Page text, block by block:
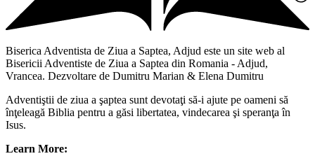
Biserica Adventista de Ziua a Saptea, Adjud este un site web al
Bisericii Adventiste de Ziua a Saptea din Romania - Adjud,
Vrancea. Dezvoltare de Dumitru Marian & Elena Dumitru
Adventiştii de ziua a şaptea sunt devotaţi să-i ajute pe oameni să
înţeleagă Biblia pentru a găsi libertatea, vindecarea şi speranţa în
Isus.
Learn More: